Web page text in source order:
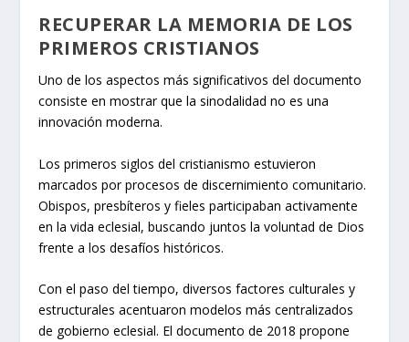
RECUPERAR LA MEMORIA DE LOS
PRIMEROS CRISTIANOS
Uno de los aspectos más significativos del documento
consiste en mostrar que la sinodalidad no es una
innovación moderna.
Los primeros siglos del cristianismo estuvieron
marcados por procesos de discernimiento comunitario.
Obispos, presbíteros y fieles participaban activamente
en la vida eclesial, buscando juntos la voluntad de Dios
frente a los desafíos históricos.
Con el paso del tiempo, diversos factores culturales y
estructurales acentuaron modelos más centralizados
de gobierno eclesial. El documento de 2018 propone